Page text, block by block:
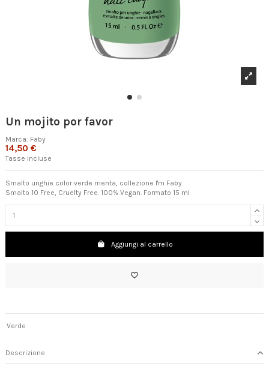
Un mojito por favor
Marca: Faby
14,50 €
Tasse incluse
Smalto unghie color verde menta, collezione I'm Faby.
Smalto 10 Free, Cruelty Free. 100% Vegan. Formato 15 ml
Aggiungi al carrello
Verde
Descrizione